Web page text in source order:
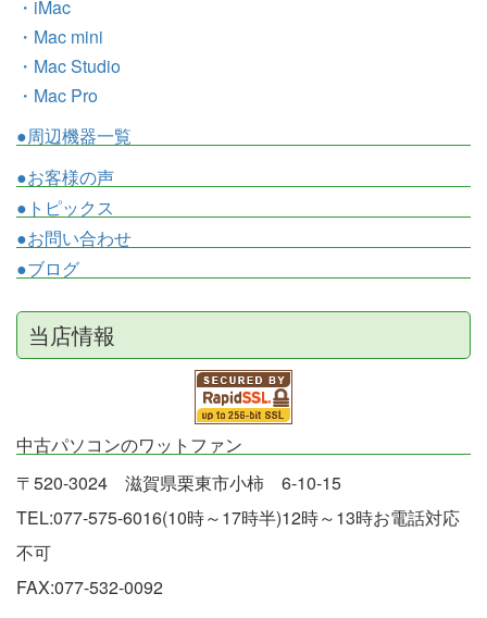
・iMac
・Mac mini
・Mac Studio
・Mac Pro
●周辺機器一覧
●お客様の声
●トピックス
●お問い合わせ
●ブログ
当店情報
中古パソコンのワットファン
〒520-3024 滋賀県栗東市小柿 6-10-15
TEL:077-575-6016(10時～17時半)12時～13時お電話対応
不可
FAX:077-532-0092